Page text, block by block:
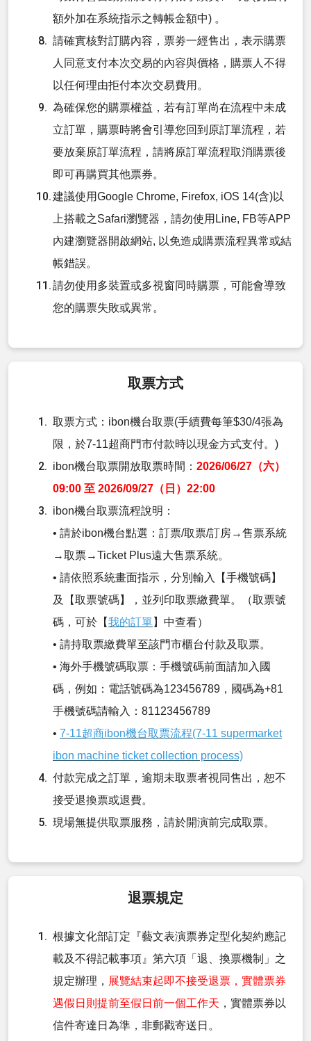
額外加在系統指示之轉帳金額中) 。
請確實核對訂購內容，票劵一經售出，表示購票
人同意支付本次交易的內容與價格，購票人不得
以任何理由拒付本次交易費用。
為確保您的購票權益，若有訂單尚在流程中未成
立訂單，購票時將會引導您回到原訂單流程，若
要放棄原訂單流程，請將原訂單流程取消購票後
即可再購買其他票券。
建議使用Google Chrome, Firefox, iOS 14(含)以
上搭載之Safari瀏覽器，請勿使用Line, FB等APP
內建瀏覽器開啟網站, 以免造成購票流程異常或結
帳錯誤。
請勿使用多裝置或多視窗同時購票，可能會導致
您的購票失敗或異常。
取票方式
取票方式：ibon機台取票(手續費每筆$30/4張為
限，於7-11超商門市付款時以現金方式支付。)
ibon機台取票開放取票時間： 2026/06/27（六）
09:00 至 2026/09/27（日）22:00
ibon機台取票流程說明：
• 請於ibon機台點選：訂票/取票/訂房→售票系統
→取票→Ticket Plus遠大售票系統。
• 請依照系統畫面指示，分別輸入【手機號碼】
及【取票號碼】，並列印取票繳費單。（取票號
碼，可於【我的訂單】中查看）
• 請持取票繳費單至該門市櫃台付款及取票。
• 海外手機號碼取票：手機號碼前面請加入國
碼，例如：電話號碼為123456789，國碼為+81
手機號碼請輸入：81123456789
• 7-11超商ibon機台取票流程(7-11 supermarket
ibon machine ticket collection process)
付款完成之訂單，逾期未取票者視同售出，恕不
接受退換票或退費。
現場無提供取票服務，請於開演前完成取票。
退票規定
根據文化部訂定『藝文表演票券定型化契約應記
載及不得記載事項』第六項「退、換票機制」之
規定辦理， 展覽結束起即不接受退票，實體票券
遇假日則提前至假日前一個工作天 ，實體票券以
信件寄達日為準，非郵戳寄送日。